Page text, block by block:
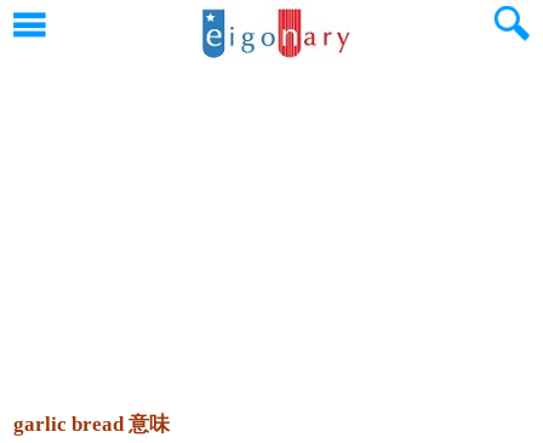
garlic bread 意味